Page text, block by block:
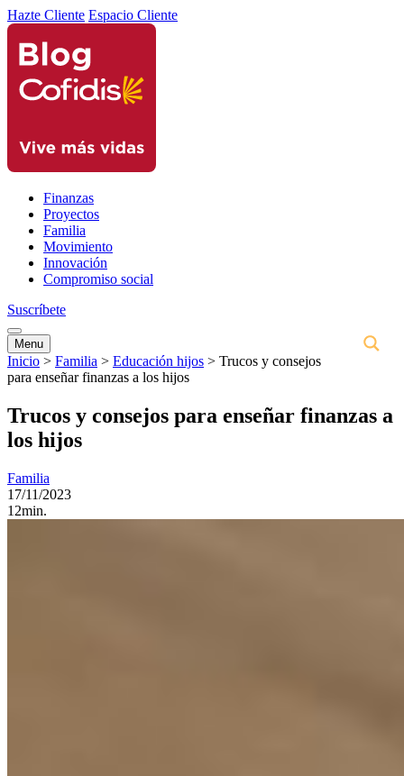
Hazte Cliente Espacio Cliente
Finanzas
Proyectos
Familia
Movimiento
Innovación
Compromiso social
Suscríbete
Menu
Inicio > Familia > Educación hijos > Trucos y consejos
para enseñar finanzas a los hijos
Trucos y consejos para enseñar finanzas a
los hijos
Familia
17/11/2023
12min.